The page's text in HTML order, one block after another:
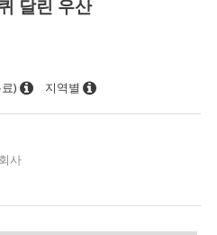
달린 우산
) 지역별
사